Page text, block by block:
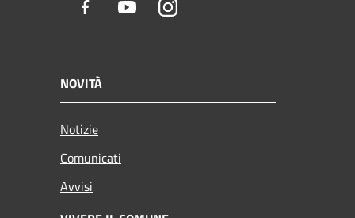
Facebook YoutubeInstagram
NOVITÀ
Notizie
Comunicati
Avvisi